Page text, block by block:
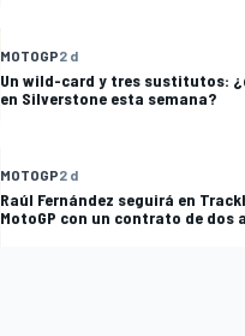
MOTOGP2 d
Un wild-card y tres sustitutos:
en Silverstone esta semana?
MOTOGP2 d
Raúl Fernández seguirá en
MotoGP con un contrato de dos